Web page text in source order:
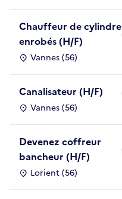
Chauffeur de cylindre
enrobés (H/F)
Vannes (56)
Canalisateur (H/F)
Vannes (56)
Devenez coffreur
bancheur (H/F)
Lorient (56)